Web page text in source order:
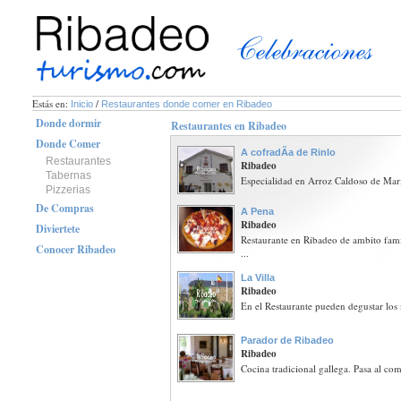
Estás en: Inicio / Restaurantes donde comer en Ribadeo
Donde dormir
Donde Comer
Restaurantes
Tabernas
Pizzerias
De Compras
Diviertete
Conocer Ribadeo
Restaurantes en Ribadeo
A cofradÃ­a de Rinlo
Ribadeo
Especialidad en Arroz Caldoso de
A Pena
Ribadeo
Restaurante en Ribadeo de ambito
...
La Villa
Ribadeo
En el Restaurante pueden degustar
Parador de Ribadeo
Ribadeo
Cocina tradicional gallega. Pasa al